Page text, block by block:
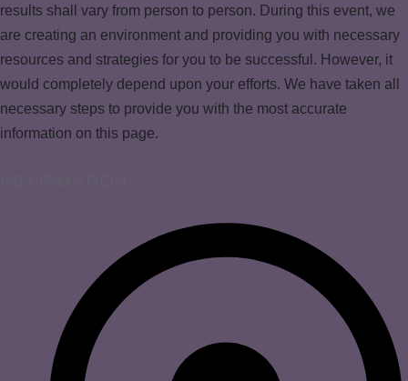
results shall vary from person to person. During this event, we
are creating an environment and providing you with necessary
resources and strategies for you to be successful. However, it
would completely depend upon your efforts. We have taken all
necessary steps to provide you with the most accurate
information on this page.